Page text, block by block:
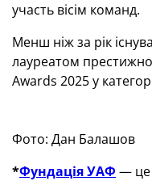
участь вісім команд.
Менш ніж за рік
лауреатом
Awards 2025 у
Фото: Дан Балашов
*Фундація УАФ — це